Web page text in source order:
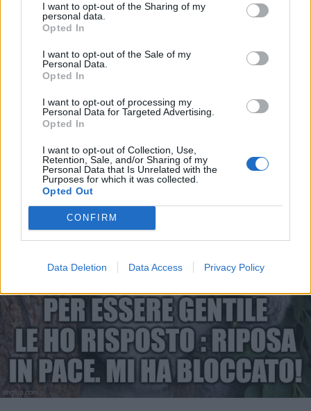
I want to opt-out of the Sharing of my
personal data.
Opted In
I want to opt-out of the Sale of my
Personal Data.
Opted In
I want to opt-out of processing my
Personal Data for Targeted Advertising.
Opted In
I want to opt-out of Collection, Use,
Retention, Sale, and/or Sharing of my
Personal Data that Is Unrelated with the
Purposes for which it was collected.
Opted Out
CONFIRM
Data Deletion Data Access Privacy Policy